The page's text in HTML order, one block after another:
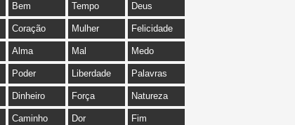
Bem Tempo Deus
Coração Mulher Felicidade
Alma Mal Medo
Poder Liberdade Palavras
Dinheiro Força Natureza
Caminho Dor Fim